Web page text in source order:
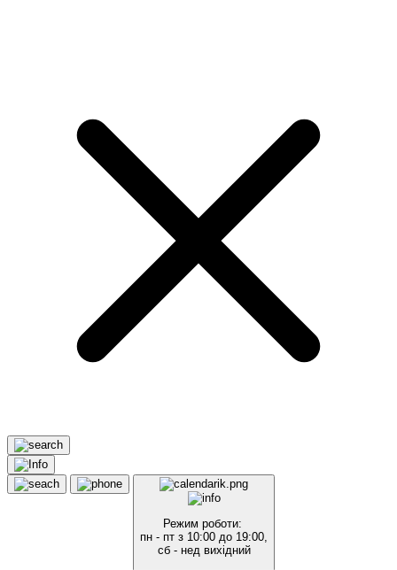
Режим роботи:
пн - пт з 10:00 до 19:00,
сб - нед вихідний